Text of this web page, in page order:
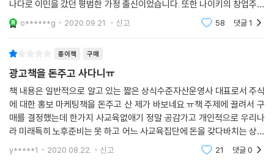
서 모두 써버리고 오는 사람이 많음은 물론, 심지어 신용카드 할부로 빚을
지면서까지 해외여행을 당연시한다. 그런 한국에서 ‘삼포시대’ ‘헬조선’ ‘흙
없으니 차라리 지금이라도 실컷 쓰고 즐기겠다는 생각인 것일까?
--- p.45
금융문맹은 많은 돈을 번 사람도 파산하게 만든다. 그래서 무섭다. 단순히
월급에서 생활비를 아껴 저축하는 방법으로는 경제독립을 이룰 수 없다.
돈이 일하게 하는 현명함, 즉 금융을 이해하는 것이 경제독립의 실현에선
--- p.50
금융문맹을 벗어나는 것이 단지 개인 차원에서만이 아니라 국가적 차원에
서도 도약의 관건이라고 생각하기에 지금도 버스 투어를 계속하는 저자는
반대의 길을 갈 수 있는 용기가 필요하다고 역설한다.
평범한 사람들이 부자가 되려면? - 부자가 되기 위해 버려야할 3가지 잘
못된 습관
부를 파괴하는 라이프스타일보다 부를 창조하는 라이프스타일을 가져야
한다. ‘노후준비를 위해 투자할 여유가 없다’고 말하면서도 필요하지 않은
나다로 이민을 갔던 평범한 가정 출신이었습니다. 또한 나이키의 창업주인
필 나이트는 일본에서 신발을 수입해 팔다 부도직전까지 갔던 인물입니
다. 이렇듯 오늘날
o******g 2020.09.21. 신고 58 댓글1
종이책 구매
광고책을 돈주고 사다니ㅠ
책 내용은 일반적으로 알고 있는 짧은 상식수준자산운영사 대표로서 주식
에 대한 홍보 마케팅책을 돈주고 산 제가 바보네요.ㅠ책 주제에 끌려서 구
매를 결정했는데 한가지 사교육없애기 정말 공감가고 개인적으로 우리나
라 미래특히 노후준비는 못 하고 어느 사교육집단에 돈을 갖다바치는 상황
이 계속 되고있는게 현실법으로 정말 금지 시켰으면 하는 구독자중 한명입
니다.
y*****1 2020.08.22. 신고 21 댓글0